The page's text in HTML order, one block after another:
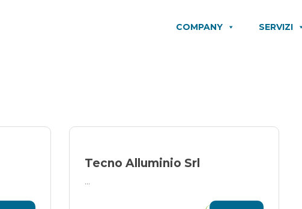
COMPANY SERVIZI
Tecno Alluminio Srl
...